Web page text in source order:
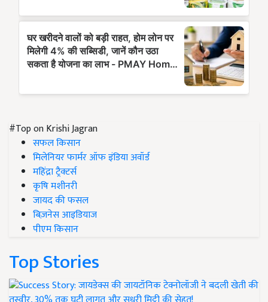
#Top on Krishi Jagran
सफल किसान
मिलेनियर फार्मर ऑफ इंडिया अवॉर्ड
महिंद्रा ट्रैक्टर्स
कृषि मशीनरी
जायद की फसल
बिज़नेस आइडियाज
पीएम किसान
Top Stories